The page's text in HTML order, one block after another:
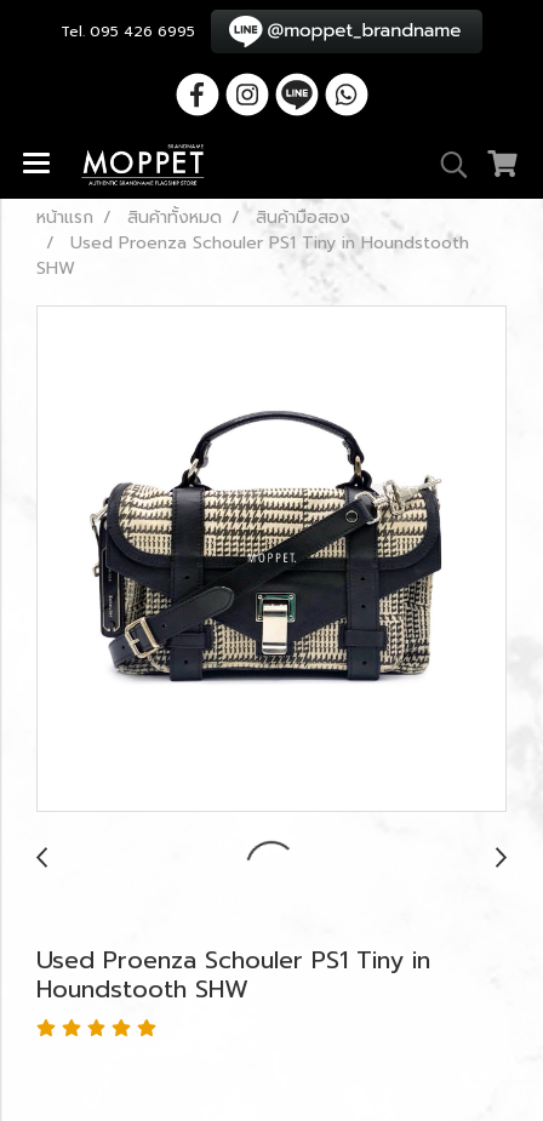
Tel. 095 426 6995
หน้าแรก สินค้าทั้งหมด
สินค้ามือสอง
Used Proenza Schouler PS1 Tiny in Houndstooth
SHW
Used Proenza Schouler PS1 Tiny in
Houndstooth SHW